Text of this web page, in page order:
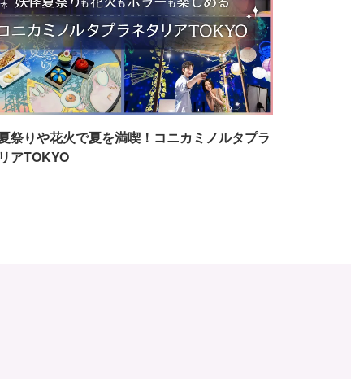
祭りや花火で夏を満喫！コニカミノルタプラ
アTOKYO